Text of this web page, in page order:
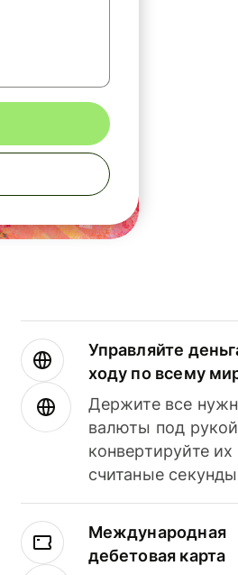
Управляйте
ходу по всему
Держите все
валюты под
конвертируйте их
считаные
Международная
дебетовая карта